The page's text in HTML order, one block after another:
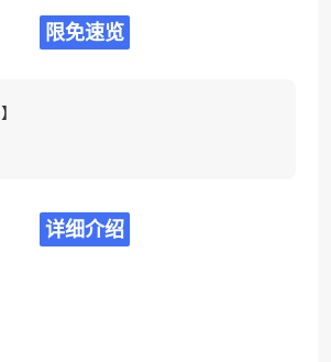
限免速览
】
详细介绍